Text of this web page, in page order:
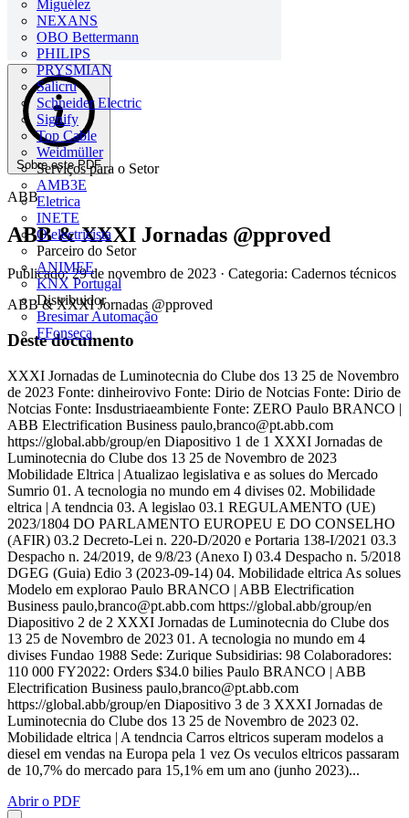
Miguélez
NEXANS
OBO Bettermann
PHILIPS
PRYSMIAN
Salicru
Schneider Electric
Signify
Top Cable
Weidmüller
Serviços para o Setor
AMB3E
Eletrica
INETE
O electricista
Parceiro do Setor
ANIMEE
KNX Portugal
Distribuidor
Bresimar Automação
FFonseca
Sobre este PDF
ABB
ABB & XXXI Jornadas @pproved
Publicado: 29 de novembro de 2023 · Categoria: Cadernos técnicos
ABB & XXXI Jornadas @pproved
Deste documento
XXXI Jornadas de Luminotecnia do Clube dos 13 25 de Novembro
de 2023 Fonte: dinheirovivo Fonte: Dirio de Notcias Fonte: Dirio de
Notcias Fonte: Insdustriaeambiente Fonte: ZERO Paulo BRANCO |
ABB Electrification Business paulo,branco@pt.abb.com
https://global.abb/group/en Diapositivo 1 de 1 XXXI Jornadas de
Luminotecnia do Clube dos 13 25 de Novembro de 2023
Mobilidade Eltrica | Atualizao legislativa e as solues do Mercado
Sumrio 01. A tecnologia no mundo em 4 divises 02. Mobilidade
eltrica | A tendncia 03. A legislao 03.1 REGULAMENTO (UE)
2023/1804 DO PARLAMENTO EUROPEU E DO CONSELHO
(AFIR) 03.2 Decreto-Lei n. 220-D/2020 e Portaria 138-I/2021 03.3
Despacho n. 24/2019, de 9/8/23 (Anexo I) 03.4 Despacho n. 5/2018
DGEG (Guia) Edio 3 (2023-09-14) 04. Mobilidade eltrica As solues
Modelo em explorao Paulo BRANCO | ABB Electrification
Business paulo,branco@pt.abb.com https://global.abb/group/en
Diapositivo 2 de 2 XXXI Jornadas de Luminotecnia do Clube dos
13 25 de Novembro de 2023 01. A tecnologia no mundo em 4
divises Fundao 1988 Sede: Zurique Subsidirias: 98 Colaboradores:
110 000 FY2022: Orders $34.0 bilies Paulo BRANCO | ABB
Electrification Business paulo,branco@pt.abb.com
https://global.abb/group/en Diapositivo 3 de 3 XXXI Jornadas de
Luminotecnia do Clube dos 13 25 de Novembro de 2023 02.
Mobilidade eltrica | A tendncia Carros eltricos superam modelos a
diesel em vendas na Europa pela 1 vez Os veculos eltricos passaram
de 10,7% do mercado para 15,1% em um ano (junho 2023)...
Abrir o PDF